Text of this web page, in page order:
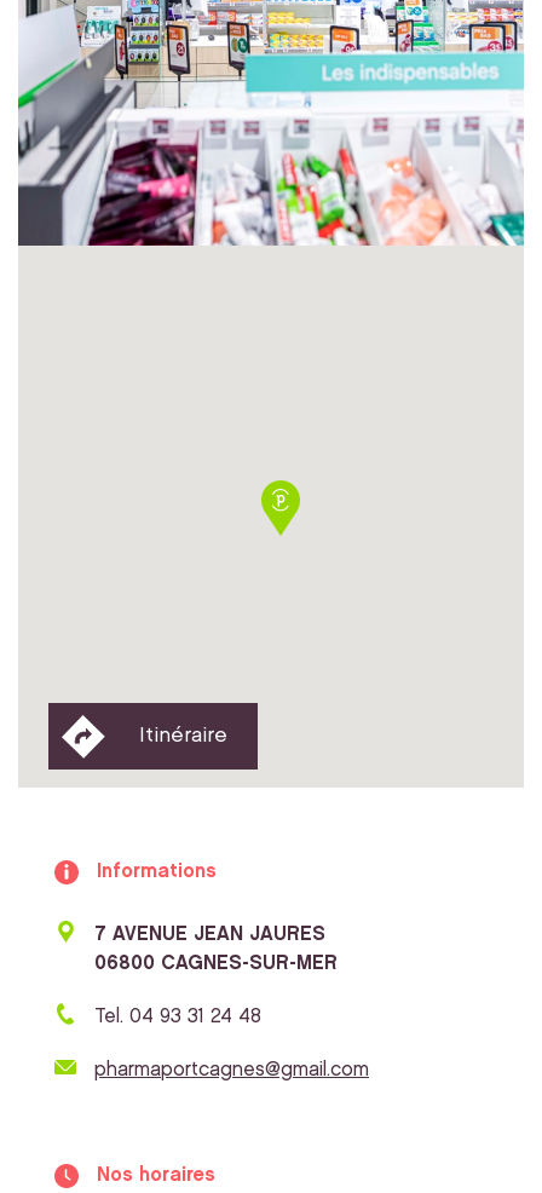
Itinéraire
Informations
7 AVENUE JEAN JAURES
06800 CAGNES-SUR-MER
Tel. 04 93 31 24 48
pharmaportcagnes@gmail.com
Nos horaires